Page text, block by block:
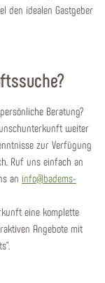
den idealen Gastgeber
Beratung?
weiter
zur Verfügung
Ruf uns einfach an
an info@badems-
eine komplette
Angebote mit